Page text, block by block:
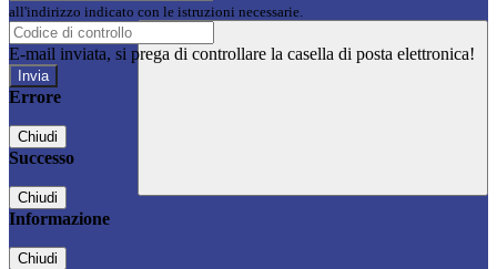
all'indirizzo indicato con le istruzioni necessarie.
E-mail inviata, si prega di controllare la casella di posta elettronica!
Errore
Chiudi
Successo
Chiudi
Informazione
Chiudi